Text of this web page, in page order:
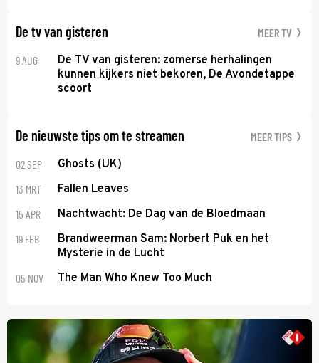
De tv van gisteren MEER TV
9 AUG
De TV van gisteren: zomerse herhalingen
kunnen kijkers niet bekoren, De Avondetappe
scoort
De nieuwste tips om te streamen MEER TIPS
02 SEP Ghosts (UK)
13 MRT Fallen Leaves
15 APR Nachtwacht: De Dag van de Bloedmaan
19 FEB
Brandweerman Sam: Norbert Puk en het
Mysterie in de Lucht
05 NOV The Man Who Knew Too Much